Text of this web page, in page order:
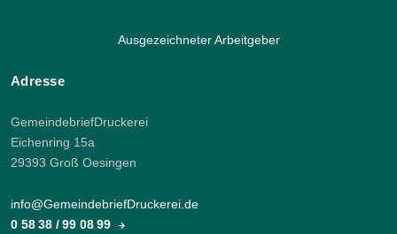
Ausgezeichneter Arbeitgeber
Adresse
GemeindebriefDruckerei
Eichenring 15a
29393 Groß Oesingen
info@GemeindebriefDruckerei.de
0 58 38 / 99 08 99